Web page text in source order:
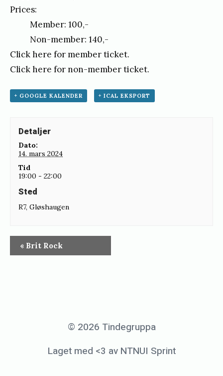
Prices:
Member: 100,-
Non-member: 140,-
Click here for member ticket.
Click here for non-member ticket.
+ GOOGLE KALENDER + ICAL EKSPORT
Detaljer
Dato:
14. mars 2024
Tid
19:00 - 22:00
Sted
R7, Gløshaugen
« Brit Rock
© 2026 Tindegruppa
Laget med <3 av NTNUI Sprint